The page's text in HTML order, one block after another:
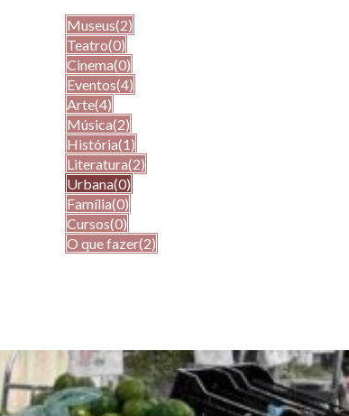
Museus(2)
Teatro(0)
Cinema(0)
Eventos(4)
Arte(4)
Música(2)
História(1)
Literatura(2)
Urbana(0)
Família(0)
Cursos(0)
O que fazer(2)